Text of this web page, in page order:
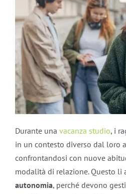
Durante una vacanza studio, i
in un contesto diverso dal loro
confrontandosi con nuove
modalità di relazione. Questo li
autonomia, perché devono